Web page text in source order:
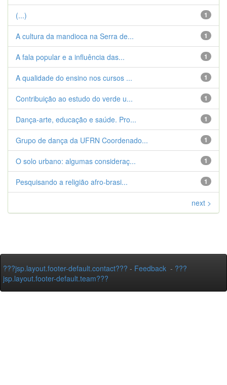
1
(...)
1
A cultura da mandioca na Serra de...
1
A fala popular e a influência das...
1
A qualidade do ensino nos cursos ...
1
Contribuição ao estudo do verde u...
1
Dança-arte, educação e saúde. Pro...
1
Grupo de dança da UFRN Coordenado...
1
O solo urbano: algumas consideraç...
1
Pesquisando a religião afro-brasi...
next >
???jsp.layout.footer-default.contact??? - Feedback - ???
jsp.layout.footer-default.team???